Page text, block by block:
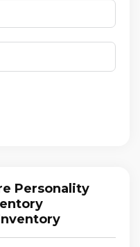
Personality